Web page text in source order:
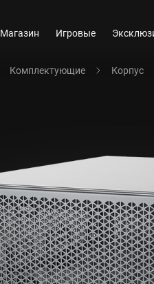
Магазин
Игровые
Комплектующие Корпус